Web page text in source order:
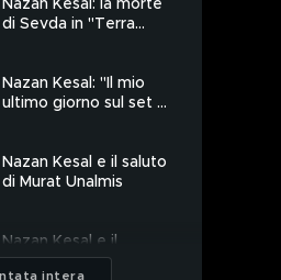
Nazan Kesal: la morte
di Sevda in "Terra
Nazan Kesal: "Il mio
ultimo giorno sul set di
Nazan Kesal e il saluto
di Murat Unalmis
Nazan Kesal e il
rapporto con Murat
intera